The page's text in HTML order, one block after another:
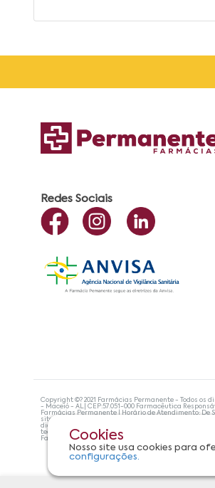
Cookies
Nosso site usa cookies para
configurações.
Redes Sociais
Copyright ©? 2021 Farmácias Permanente - Todos os
- Maceió - AL| CEP:57.051-000 Farmacêutica
Farmácias Permanente | Horário de Atendimento: De
site não devem ser utilizadas para automedicação e,
diagnosticar problemas de saúde e prescrever o
tecnologias mais avançadas de proteção de dados,
Farmácias Permanente. Todos os pedidos efetuados